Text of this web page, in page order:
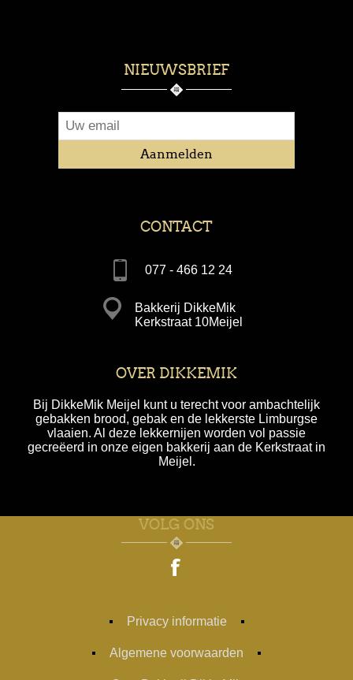
NIEUWSBRIEF
CONTACT
077 - 466 12 24
Bakkerij DikkeMik
Kerkstraat 10Meijel
OVER DIKKEMIK
Bij DikkeMik Meijel kunt u terecht voor ambachtelijk
gebakken brood, gebak en de lekkerste Limburgse
vlaaien. Al deze lekkernijen worden vol passie
gecreëerd in onze eigen bakkerij aan de Kerkstraat in
Meijel.
VOLG ONS
Privacy informatie
Algemene voorwaarden